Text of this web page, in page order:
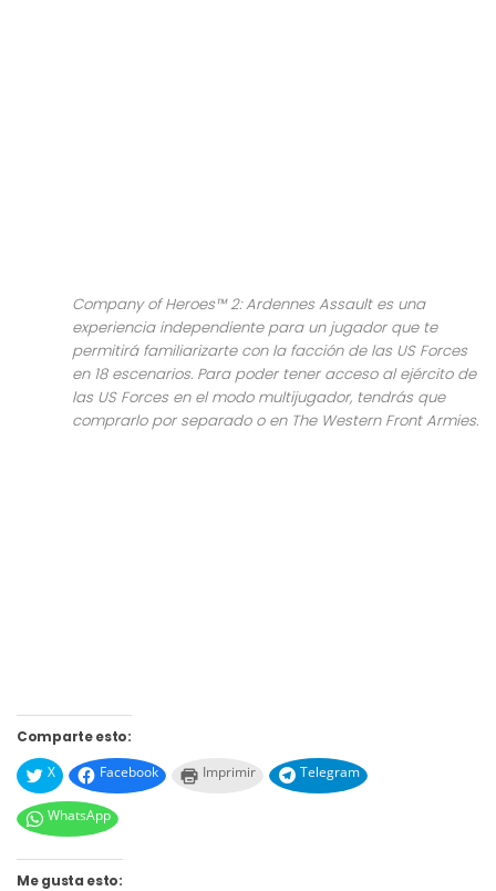
Company of Heroes™ 2: Ardennes Assault es una
experiencia independiente para un jugador que te
permitirá familiarizarte con la facción de las US Forces
en 18 escenarios. Para poder tener acceso al ejército de
las US Forces en el modo multijugador, tendrás que
comprarlo por separado o en The Western Front Armies.
Comparte esto:
X
Facebook Imprimir Telegram
WhatsApp
Me gusta esto: